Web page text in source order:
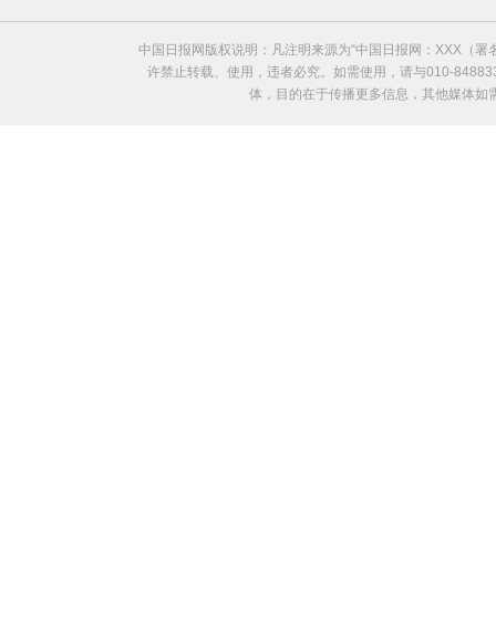
中国日报网版权说明：凡注明来源为“中国日报网：XXX（
许禁止转载、使用，违者必究。如需使用，请与010-
体，目的在于传播更多信息，其他媒体